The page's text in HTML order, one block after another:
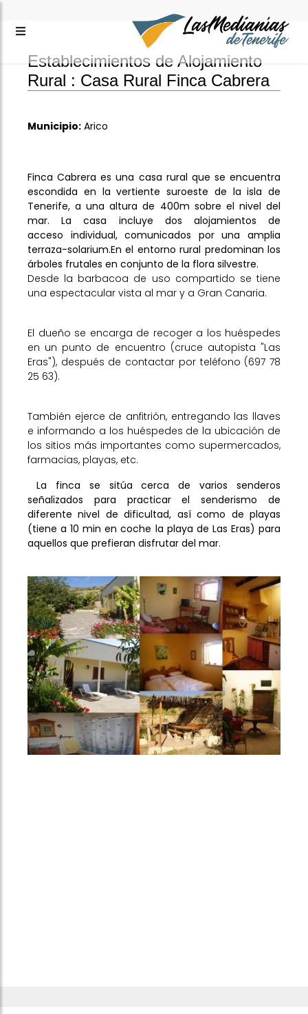
Establecimientos de Alojamiento
Rural : Casa Rural Finca Cabrera
Municipio: Arico
Finca Cabrera es una casa rural que se encuentra
escondida en la vertiente suroeste de la isla de
Tenerife, a una altura de 400m sobre el nivel del
mar. La casa incluye dos alojamientos de
acceso individual, comunicados por una amplia
terraza-solarium.En el entorno rural predominan los
árboles frutales en conjunto de la flora silvestre.
Desde la barbacoa de uso compartido se tiene
una espectacular vista al mar y a Gran Canaria.
El dueño se encarga de recoger a los huéspedes
en un punto de encuentro (cruce autopista "Las
Eras"), después de contactar por teléfono (697 78
25 63).
También ejerce de anfitrión, entregando las llaves
e informando a los huéspedes de la ubicación de
los sitios más importantes como supermercados,
farmacias, playas, etc.
La finca se sitúa cerca de varios senderos
señalizados para practicar el senderismo de
diferente nivel de dificultad, así como de playas
(tiene a 10 min en coche la playa de Las Eras) para
aquellos que prefieran disfrutar del mar.